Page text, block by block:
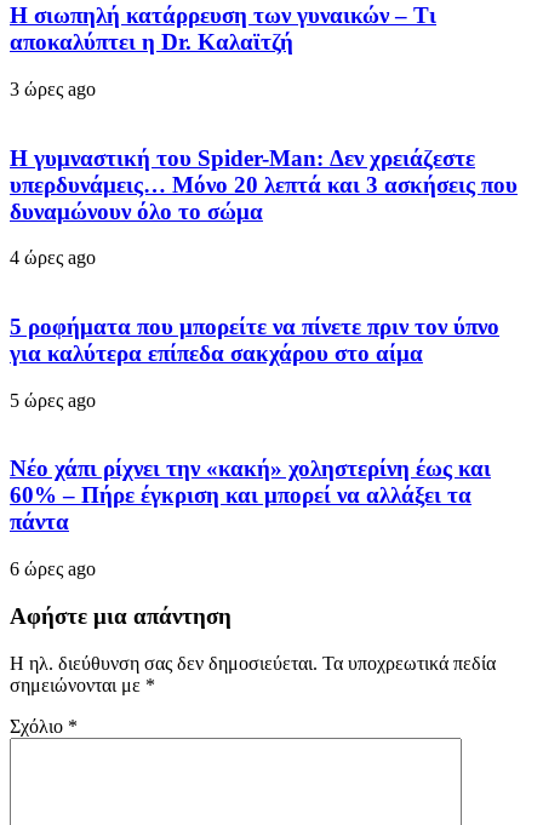
Η σιωπηλή κατάρρευση των γυναικών – Τι
αποκαλύπτει η Dr. Καλαϊτζή
3 ώρες ago
Η γυμναστική του Spider-Man: Δεν χρειάζεστε
υπερδυνάμεις… Μόνο 20 λεπτά και 3 ασκήσεις που
δυναμώνουν όλο το σώμα
4 ώρες ago
5 ροφήματα που μπορείτε να πίνετε πριν τον ύπνο
για καλύτερα επίπεδα σακχάρου στο αίμα
5 ώρες ago
Νέο χάπι ρίχνει την «κακή» χοληστερίνη έως και
60% – Πήρε έγκριση και μπορεί να αλλάξει τα
πάντα
6 ώρες ago
Αφήστε μια απάντηση
Η ηλ. διεύθυνση σας δεν δημοσιεύεται. Τα υποχρεωτικά πεδία
σημειώνονται με *
Σχόλιο *